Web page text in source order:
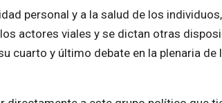
personal y a la salud de los individuos,
actores viales y se dictan otras
cuarto y último debate en la plenaria de